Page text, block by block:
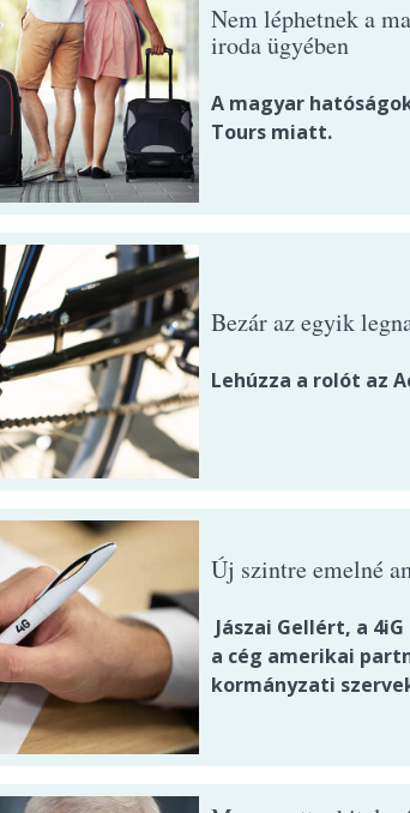
Nem léphetnek a
iroda ügyében
A magyar
Tours miatt.
Bezár az egyik
Lehúzza a rolót az
Új szintre emelné
Jászai Gellért, a
a cég amerikai
kormányzati